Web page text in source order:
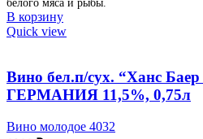
В корзину
Quick view
Вино бел.п/сух. “Ханс
ГЕРМАНИЯ 11,5%, 0,75л
Вино молодое 4032